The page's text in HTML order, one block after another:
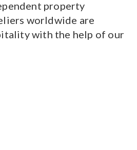
property
worldwide are
with the help of our